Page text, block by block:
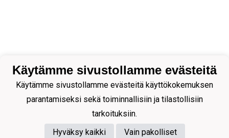
Käytämme sivustollamme evästeitä
Käytämme sivustollamme evästeitä käyttökokemuksen
parantamiseksi sekä toiminnallisiin ja tilastollisiin
tarkoituksiin.
Hyväksy kaikki
Vain pakolliset